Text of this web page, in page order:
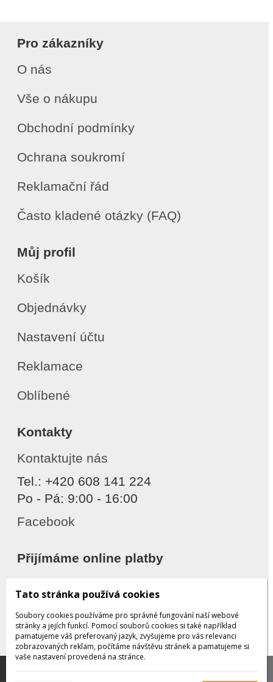
Pro zákazníky
O nás
Vše o nákupu
Obchodní podmínky
Ochrana soukromí
Reklamační řád
Často kladené otázky (FAQ)
Můj profil
Košík
Objednávky
Nastavení účtu
Reklamace
Oblíbené
Kontakty
Kontaktujte nás
Tel.: +420 608 141 224
Po - Pá: 9:00 - 16:00
Facebook
Přijímáme online platby
Děkujeme za důvěru
Tato stránka používá cookies
Soubory cookies používáme pro správné fungování naší webové
stránky a jejích funkcí. Pomocí souborů cookies si také například
pamatujeme váš preferovaný jazyk, zvyšujeme pro vás relevanci
zobrazovaných reklam, počítáme návštěvu stránek a pamatujeme si
vaše nastavení provedená na stránce.